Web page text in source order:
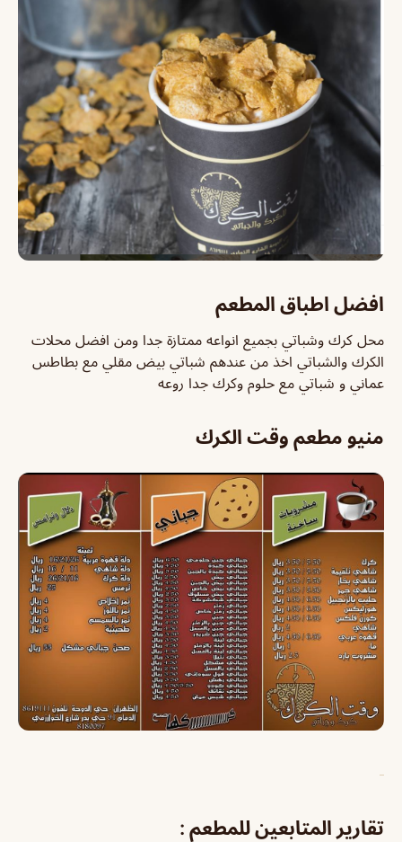
افضل اطباق المطعم
محل كرك وشباتي بجميع انواعه ممتازة جدا ومن افضل محلات
الكرك والشباتي ‏اخذ من عندهم شباتي بيض مقلي مع بطاطس
عماني و شباتي مع حلوم وكرك جدا روعه
منيو مطعم وقت الكرك
تقارير المتابعين للمطعم :